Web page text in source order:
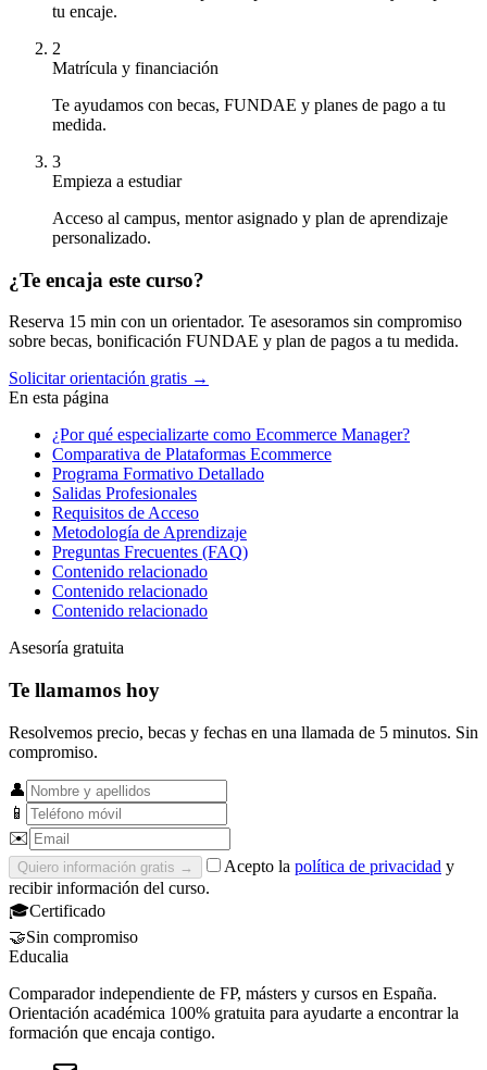
tu encaje.
2
Matrícula y financiación
Te ayudamos con becas, FUNDAE y planes de pago a tu
medida.
3
Empieza a estudiar
Acceso al campus, mentor asignado y plan de aprendizaje
personalizado.
¿Te encaja este curso?
Reserva 15 min con un orientador. Te asesoramos sin compromiso
sobre becas, bonificación FUNDAE y plan de pagos a tu medida.
Solicitar orientación gratis →
En esta página
¿Por qué especializarte como Ecommerce Manager?
Comparativa de Plataformas Ecommerce
Programa Formativo Detallado
Salidas Profesionales
Requisitos de Acceso
Metodología de Aprendizaje
Preguntas Frecuentes (FAQ)
Contenido relacionado
Contenido relacionado
Contenido relacionado
Asesoría gratuita
Te llamamos hoy
Resolvemos precio, becas y fechas en una llamada de 5 minutos. Sin
compromiso.
👤
📱
✉️
Quiero información gratis → Acepto la política de privacidad y
recibir información del curso.
🎓Certificado
🤝Sin compromiso
Educalia
Comparador independiente de FP, másters y cursos en España.
Orientación académica 100% gratuita para ayudarte a encontrar la
formación que encaja contigo.